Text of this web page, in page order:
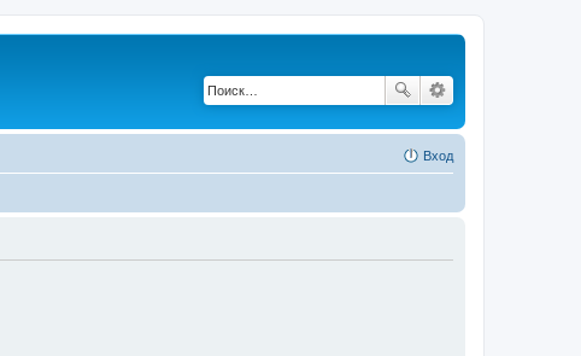
Вход